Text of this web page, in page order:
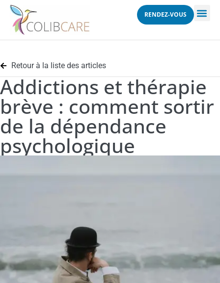
RENDEZ-VOUS
Retour à la liste des articles
Addictions et thérapie
brève : comment sortir
de la dépendance
psychologique